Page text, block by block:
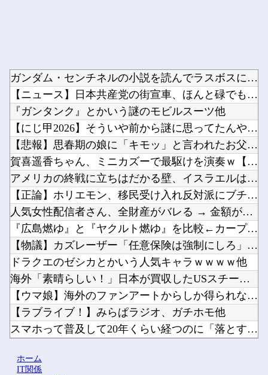
ガンダム・センチネルの小説を読んでラスボスに驚いた他
【ニュース】日本共産党の街宣車、ほんと碌でもないな他
『ガンタンク』とかいう謎のモビルスーツ他
【にじ甲2026】そういや前から謎に思ってたんやがなんでマド...
【悲報】思春期の娘に「キモッ」と言われたお父さん、グレる他
賀喜遥香ちゃん、ミニカズーで最駆けを演奏ｗ【乃木坂46】他
アメリカの終戦に立ちはだかる壁、イスラエルはトランプ和平案に...
【正論】ホリエモン、移民受け入れ反対派にブチギレ→スタジオ誰...
人気女性配信者さん、全財産がバレる → 金額がヤバすぎるｗｗ...
『広島燃ゆ』と『ヤクルト燃ゆ』を比較←カープファンの反応「新...
【物議】カズレーザー「任意保険は強制にしろ」→なんG民「それ...
ドラクエのゼシカとかいう人気キャラｗｗｗｗ他
海外「素晴らしい！」日本が買収したUSスチール驚異の大復活に...
【ウマ娘】海外のファンアートからしか得られない栄養素がある。...
【ラブライブ！】みらぱラジオ、ガチホモ他
スマホって普及して20年くらい経つのに「落とすだけで割れる」...
ホーム
IT関係